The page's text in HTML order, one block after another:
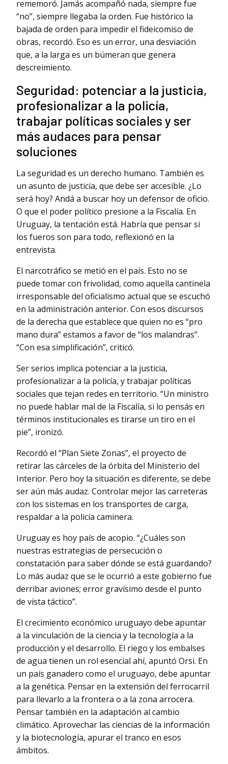
rememoró. Jamás acompañó nada, siempre fue
“no”, siempre llegaba la orden. Fue histórico la
bajada de orden para impedir el fideicomiso de
obras, recordó. Eso es un error, una desviación
que, a la larga es un búmeran que genera
descreimiento.
Seguridad: potenciar a la justicia,
profesionalizar a la policía,
trabajar políticas sociales y ser
más audaces para pensar
soluciones
La seguridad es un derecho humano. También es
un asunto de justicia, que debe ser accesible. ¿Lo
será hoy? Andá a buscar hoy un defensor de oficio.
O que el poder político presione a la Fiscalía. En
Uruguay, la tentación está. Habría que pensar si
los fueros son para todo, reflexionó en la
entrevista.
El narcotráfico se metió en el país. Esto no se
puede tomar con frivolidad, como aquella cantinela
irresponsable del oficialismo actual que se escuchó
en la administración anterior. Con esos discursos
de la derecha que establece que quien no es “pro
mano dura” estamos a favor de “los malandras”.
“Con esa simplificación”, criticó.
Ser serios implica potenciar a la justicia,
profesionalizar a la policía, y trabajar políticas
sociales que tejan redes en territorio. “Un ministro
no puede hablar mal de la Fiscalía, si lo pensás en
términos institucionales es tirarse un tiro en el
pie”, ironizó.
Recordó el “Plan Siete Zonas”, el proyecto de
retirar las cárceles de la órbita del Ministerio del
Interior. Pero hoy la situación es diferente, se debe
ser aún más audaz. Controlar mejor las carreteras
con los sistemas en los transportes de carga,
respaldar a la policía caminera.
Uruguay es hoy país de acopio. “¿Cuáles son
nuestras estrategias de persecución o
constatación para saber dónde se está guardando?
Lo más audaz que se le ocurrió a este gobierno fue
derribar aviones; error gravísimo desde el punto
de vista táctico”.
El crecimiento económico uruguayo debe apuntar
a la vinculación de la ciencia y la tecnología a la
producción y el desarrollo. El riego y los embalses
de agua tienen un rol esencial ahí, apuntó Orsi. En
un país ganadero como el uruguayo, debe apuntar
a la genética. Pensar en la extensión del ferrocarril
para llevarlo a la frontera o a la zona arrocera.
Pensar también en la adaptación al cambio
climático. Aprovechar las ciencias de la información
y la biotecnología, apurar el tranco en esos
ámbitos.